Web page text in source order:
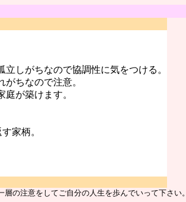
しがちなので協調性に気をつける。
ちなので注意。
が築けます。
家柄。
の注意をしてご自分の人生を歩んでいって下さい。